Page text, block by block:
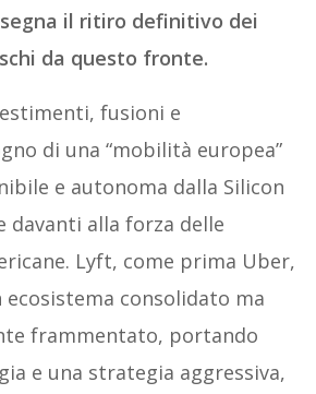
il ritiro definitivo dei
da questo fronte.
fusioni e
di una “mobilità europea”
e autonoma dalla Silicon
davanti alla forza delle
Lyft, come prima Uber,
ecosistema consolidato ma
frammentato, portando
e una strategia aggressiva,